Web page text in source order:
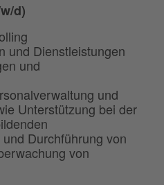
d)
und Dienstleistungen
und
und
Unterstützung bei der
Durchführung von
von